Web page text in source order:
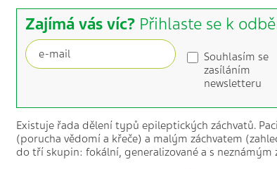
Zajímá vás víc? Přihlaste se k
Souhlasím se
zasíláním
newsletteru
Existuje řada dělení typů epileptických záchvatů.
(porucha vědomí a křeče) a malým záchvatem
do tří skupin: fokální, generalizované a s neznámým